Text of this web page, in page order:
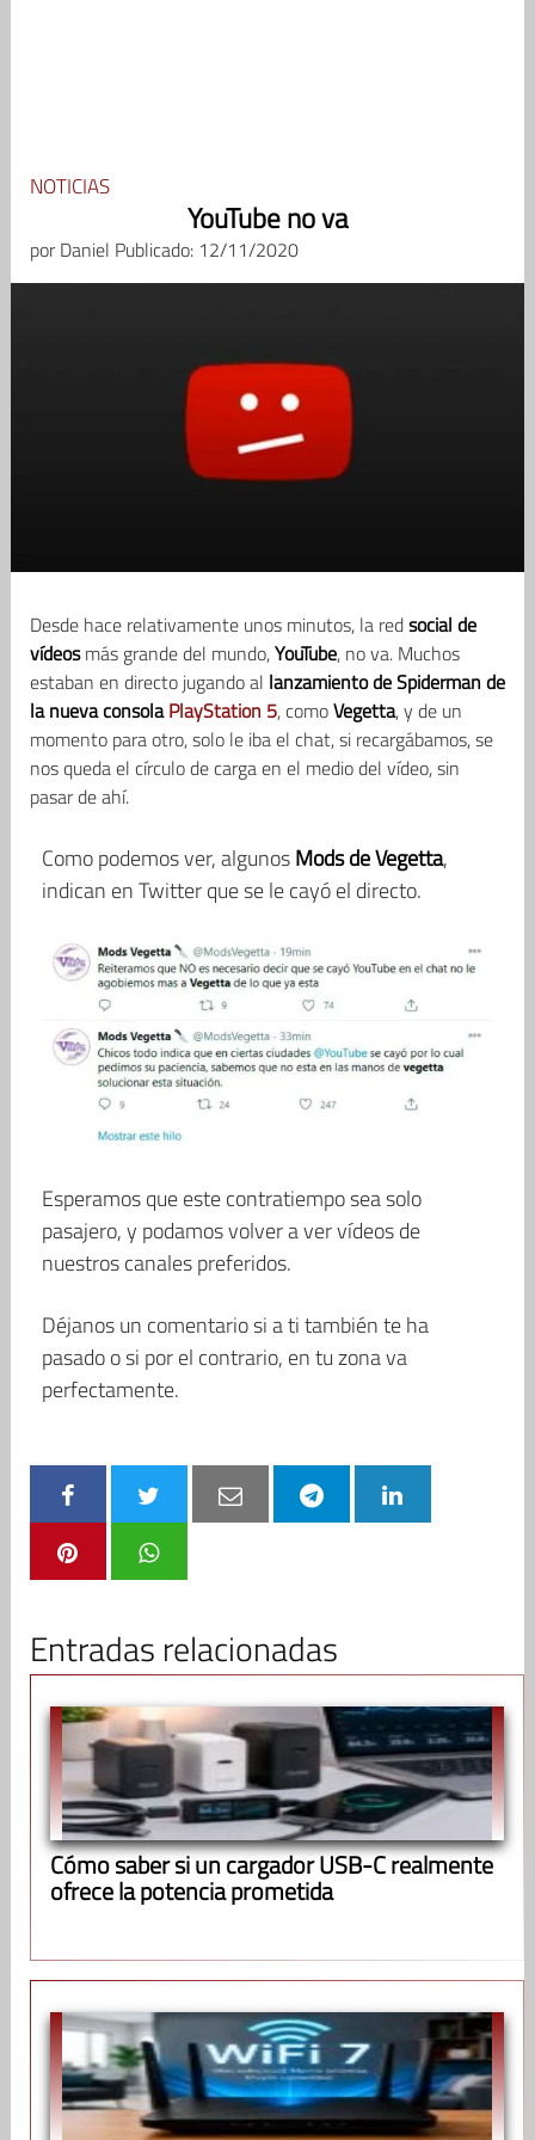
NOTICIAS
YouTube no va
porDaniel Publicado: 12/11/2020
Desde hace relativamente unos minutos, la redsocial de
vídeosmás grande del mundo,YouTube, no va. Muchos
estaban en directo jugando al lanzamiento de Spiderman de
la nueva consolaPlayStation 5, comoVegetta, y de un
momento para otro, solo le iba el chat, si recargábamos, se
nos queda el círculo de carga en el medio del vídeo, sin
pasar de ahí.
Como podemos ver, algunosMods de Vegetta,
indican en Twitter que se le cayó el directo.
Esperamos que este contratiempo sea solo
pasajero, y podamos volver a ver vídeos de
nuestros canales preferidos.
Déjanos un comentario si a ti también te ha
pasado o si por el contrario, en tu zona va
perfectamente.
Entradas relacionadas
Cómo saber si un cargador USB-C realmente
ofrece la potencia prometida